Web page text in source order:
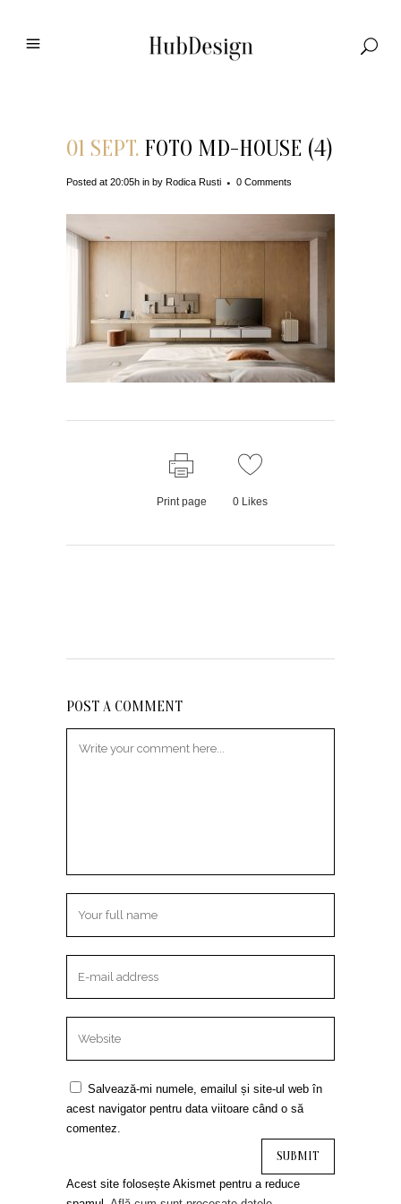
01 SEPT. FOTO MD-HOUSE (4)
Posted at 20:05h in by Rodica Rusti 0 Comments
Print page 0Likes
POST A COMMENT
Salvează-mi numele, emailul și site-ul web în
acest navigator pentru data viitoare când o să
comentez.
Acest site folosește Akismet pentru a reduce